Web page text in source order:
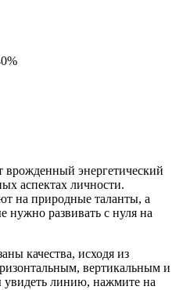
врожденный энергетический
аспектах личности.
на природные таланты, а
нужно развивать с нуля на
качества, исходя из
вертикальным и
линию, нажмите на